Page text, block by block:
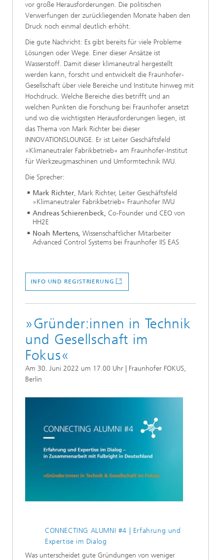
vor große Herausforderungen. Die politischen
Verwerfungen der zurückliegenden Monate haben den
Druck noch einmal deutlich erhöht.
Die gute Nachricht: Es gibt bereits für viele Probleme
Lösungen oder Wege. Einer dieser Ansätze ist
Wasserstoff. Damit dieser klimaneutral hergestellt
werden kann, forscht und entwickelt die Fraunhofer-
Gesellschaft über viele Bereiche und Institute hinweg mit
Hochdruck. Welche Bereiche dies betrifft und an
welchen Punkten die Forschung bei Fraunhofer ansetzt
und wo die wichtigsten Herausforderungen liegen, ist
das Thema von Mark Richter bei dieser
INNOVATIONSLOUNGE. Er ist Leiter Geschäftsfeld
»Klimaneutraler Fabrikbetrieb« am Fraunhofer-Institut
für Werkzeugmaschinen und Umformtechnik IWU.
Die Sprecher:
Mark Richter, Mark Richter, Leiter Geschäftsfeld
»Klimaneutraler Fabrikbetrieb« Fraunhofer IWU
Andreas Schierenbeck, Co-Founder und CEO von
HH2E
Noah Mertens, Wissenschaftlicher Mitarbeiter
Advanced Control Systems bei Fraunhofer IIS EAS
INFO UND REGISTRIERUNG
»Gründer:innen in Technik
und Gesellschaft im
Fokus«
Am 30. Juni 2022 um 17.00 Uhr | Fraunhofer FOKUS,
Berlin
CONNECTING ALUMNI #4 | Erfahrung und
Expertise im Dialog
Was unterscheidet gute Gründungen von weniger